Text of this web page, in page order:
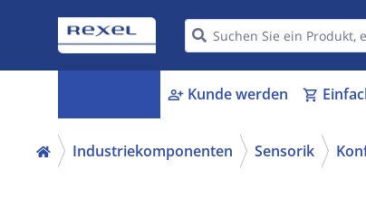
person_add Kunde werden shopping_cart
Industriekomponenten Sensorik